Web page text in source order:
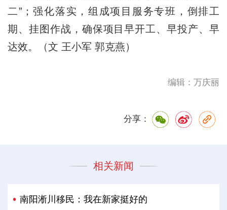
二”；强化落实，组成项目服务专班，倒排工
期、挂图作战，确保项目早开工、早投产、早
达效。（文 王小军 郭克燕）
编辑：万庆丽
分享：
相关新闻
南阳淅川移民：我在新家挺好的